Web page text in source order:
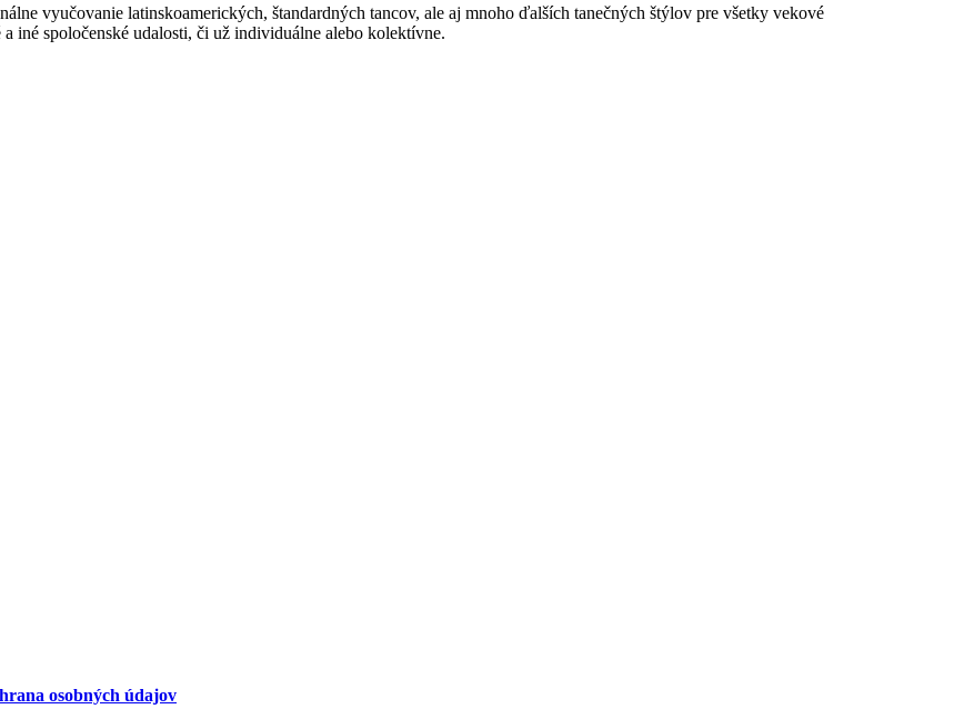
vyučovanie latinskoamerických, štandardných tancov, ale aj mnoho ďalších tanečných štýlov pre všetky vekové
iné spoločenské udalosti, či už individuálne alebo kolektívne.
osobných údajov